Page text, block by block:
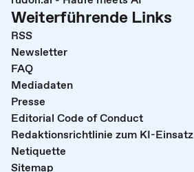
Weiterführende Links
RSS
Newsletter
FAQ
Mediadaten
Presse
Editorial Code of Conduct
Redaktionsrichtlinie zum KI-Einsatz
Netiquette
Sitemap